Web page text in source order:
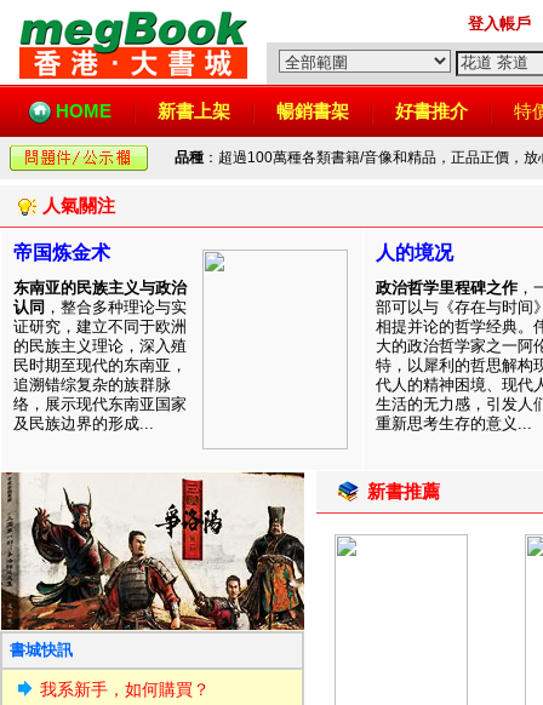
登入帳戶
HOME 新書上架 暢銷書架 好書推介 特
品種 ：超過100萬種各類書籍/音像和精品，正品正價，
人氣關注
帝国炼金术
东南亚的民族主义与政治
认同 ，整合多种理论与实
证研究，建立不同于欧洲
的民族主义理论，深入殖
民时期至现代的东南亚，
追溯错综复杂的族群脉
络，展示现代东南亚国家
及民族边界的形成...
人的境况
政治哲学里程碑之作 ，
部可以与《存在与时间
相提并论的哲学经典。
大的政治哲学家之一阿
特，以犀利的哲思解构
代人的精神困境、现代
生活的无力感，引发人
重新思考生存的意义...
書城快訊
我系新手，如何購買？
新書推薦